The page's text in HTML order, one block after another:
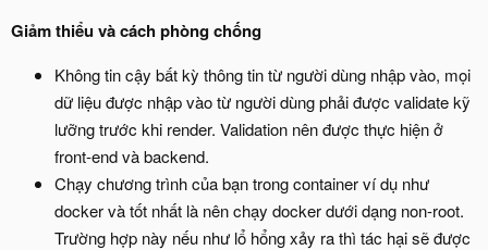
Giảm thiểu và cách phòng chống
Không tin cậy bất kỳ thông tin từ người dùng nhập vào, mọi
dữ liệu được nhập vào từ người dùng phải được validate kỹ
lưỡng trước khi render. Validation nên được thực hiện ở
front-end và backend.
Chạy chương trình của bạn trong container ví dụ như
docker và tốt nhất là nên chạy docker dưới dạng non-root.
Trường hợp này nếu như lổ hổng xảy ra thì tác hại sẽ được